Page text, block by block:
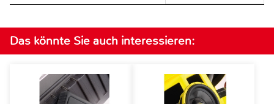
Das könnte Sie auch interessieren: